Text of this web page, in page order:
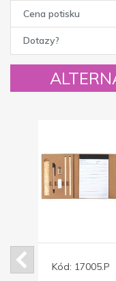
Cena potisku
Dotazy?
Kód: 17005.P